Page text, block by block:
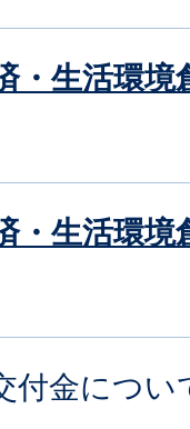
・生活環境
・生活環境
付金につい